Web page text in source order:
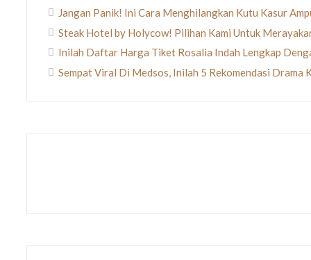
Jangan Panik! Ini Cara Menghilangkan Kutu Kasur
Steak Hotel by Holycow! Pilihan Kami Untuk
Inilah Daftar Harga Tiket Rosalia Indah Lengkap
Sempat Viral Di Medsos, Inilah 5 Rekomendasi Drama